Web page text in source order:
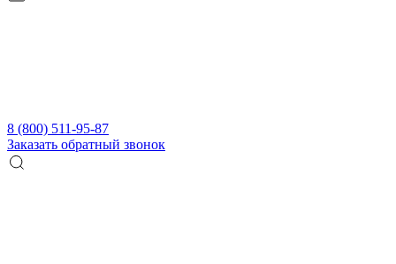
8 (800) 511-95-87
Заказать обратный звонок